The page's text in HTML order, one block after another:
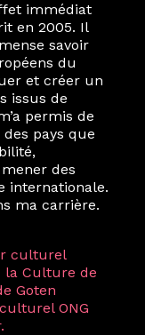
immédiat
en 2005. Il
savoir
du
et créer un
issus de
permis de
pays que
des
internationale.
ma carrière.
culturel
la Culture de
Goten
ONG
.